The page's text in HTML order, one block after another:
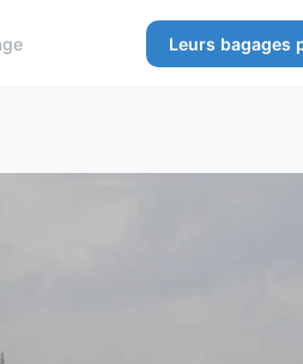
Leurs bagages